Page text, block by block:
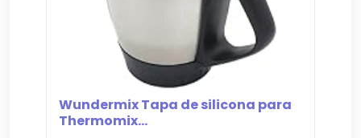
Wundermix Tapa de silicona para
Thermomix...